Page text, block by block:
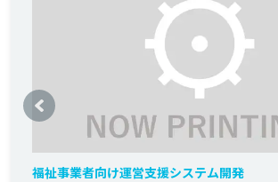
福祉事業者向け運営支援システム開発